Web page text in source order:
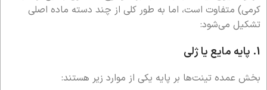
کرمی) متفاوت است، اما به طور کلی از چند دسته ماده اصلی
تشکیل می‌شود:
1. پایه مایع یا ژلی
بخش عمده تینت‌ها بر پایه یکی از موارد زیر هستند: